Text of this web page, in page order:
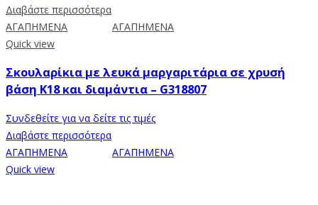
Διαβάστε περισσότερα
ΑΓΑΠΗΜΕΝΑ
ΑΓΑΠΗΜΕΝΑ
Quick view
Σκουλαρίκια με λευκά μαργαριτάρια σε χρυσή
βάση Κ18 και διαμάντια – G318807
Συνδεθείτε για να δείτε τις τιμές
Διαβάστε περισσότερα
ΑΓΑΠΗΜΕΝΑ
ΑΓΑΠΗΜΕΝΑ
Quick view